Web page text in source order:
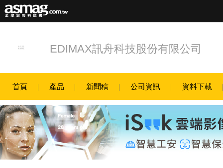
EDIMAX訊舟科技股份有限公司
首頁 產品 新聞稿 公司資訊 資料下載